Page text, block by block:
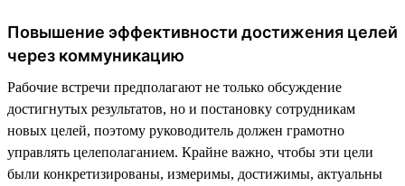
Повышение эффективности достижения целей
через коммуникацию
Рабочие встречи предполагают не только обсуждение
достигнутых результатов, но и постановку сотрудникам
новых целей, поэтому руководитель должен грамотно
управлять целеполаганием. Крайне важно, чтобы эти цели
были конкретизированы, измеримы, достижимы, актуальны